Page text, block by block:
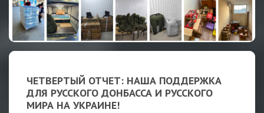
ЧЕТВЕРТЫЙ ОТЧЕТ: НАША ПОДДЕРЖКА
ДЛЯ РУССКОГО ДОНБАССА И РУССКОГО
МИРА НА УКРАИНЕ!